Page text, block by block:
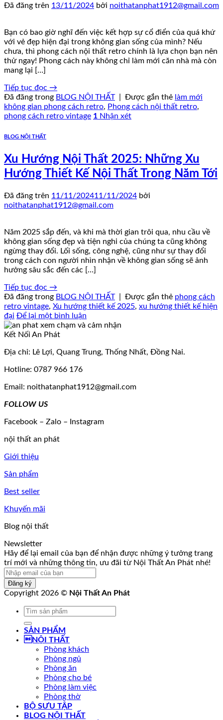
Đã đăng trên 13/11/2024 bởi noithatanphat1912@gmail.com
Bạn có bao giờ nghĩ đến việc kết hợp sự cổ điển của quá khứ
với vẻ đẹp hiện đại trong không gian sống của mình? Nếu
chưa, thì phong cách nội thất retro chính là lựa chọn bạn nên
thử ngay! Phong cách này không chỉ làm mới căn nhà mà còn
mang lại […]
Tiếp tục đọc →
Đã đăng trong BLOG NỘI THẤT Được gắn thẻ làm mới
không gian phong cách retro, Phong cách nội thất retro,
phong cách retro vintage 1 Nhận xét
BLOG NỘI THẤT
Xu Hướng Nội Thất 2025: Những Xu
Hướng Thiết Kế Nội Thất Trong Năm Tới
Đã đăng trên 11/11/202411/11/2024 bởi
noithatanphat1912@gmail.com
Năm 2025 sắp đến, và khi mà thời gian trôi qua, nhu cầu về
không gian sống đẹp và tiện nghi của chúng ta cũng không
ngừng thay đổi. Lối sống, công nghệ, cũng như sự thay đổi
trong cách con người nhìn nhận về không gian sống sẽ ảnh
hưởng sâu sắc đến các […]
Tiếp tục đọc →
Đã đăng trong BLOG NỘI THẤT Được gắn thẻ phong cách
retro vintage, Xu hướng thiết kế 2025, xu hướng thiết kế hiện
đại Để lại một bình luận
Kết Nối An Phát
Địa chỉ: Lê Lợi, Quang Trung, Thống Nhất, Đồng Nai.
Hotline: 0787 966 176
Email: noithatanphat1912@gmail.com
FOLLOW US
Facebook – Zalo – Instagram
nội thất an phát
Giới thiệu
Sản phẩm
Best seller
Khuyến mãi
Blog nội thất
Newsletter
tưởng
đãi
Hãy
Hãy để lại email của bạn để nhận được những ý tưởng trang
trí mới và những thông tin, ưu đãi từ Nội Thất An Phát nhé!
Đăng ký
Copyright 2026 © Nội Thất An Phát
Tìm
kiếm:
SẢN PHẨM
NỘI THẤT
Phòng khách
Phòng ngủ
Phòng ăn
Phòng cho bé
Phòng làm việc
Phòng thờ
BỘ SƯU TẬP
BLOG NỘI THẤT